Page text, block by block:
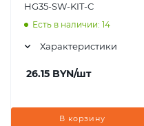
HG35-SW-KIT-C
Есть в наличии: 14
Характеристики
26.15 BYN/шт
В корзину